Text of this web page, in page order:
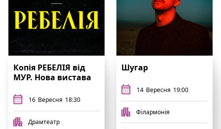
Копія РЕБЕЛІЯ від
МУР. Нова вистава
16 Вересня 18:30
Драмтеатр
Шугар
14 Вересня 19:00
Філармонія